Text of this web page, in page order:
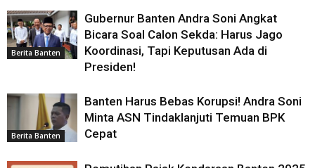
Berita Banten
Gubernur Banten Andra Soni Angkat
Bicara Soal Calon Sekda: Harus Jago
Koordinasi, Tapi Keputusan Ada di
Presiden!
Berita Banten
Banten Harus Bebas Korupsi! Andra Soni
Minta ASN Tindaklanjuti Temuan BPK
Cepat